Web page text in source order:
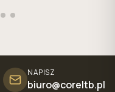
NAPISZ
biuro@coreltb.pl